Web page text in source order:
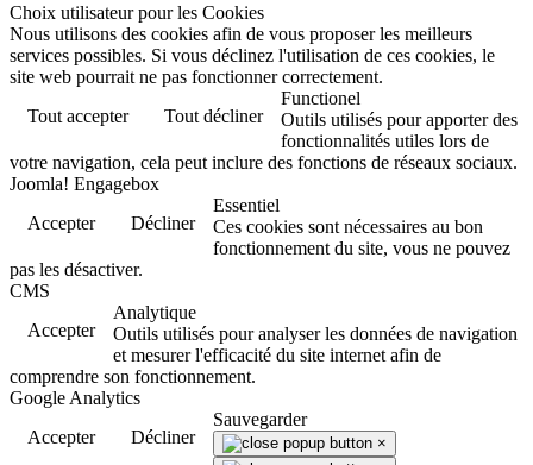
Choix utilisateur pour les Cookies
Nous utilisons des cookies afin de vous proposer les meilleurs
services possibles. Si vous déclinez l'utilisation de ces cookies, le
site web pourrait ne pas fonctionner correctement.
Tout accepter
Tout décliner
Functionel
Outils utilisés pour apporter des
fonctionnalités utiles lors de
votre navigation, cela peut inclure des fonctions de réseaux sociaux.
Joomla! Engagebox
Accepter
Décliner
Essentiel
Ces cookies sont nécessaires au bon
fonctionnement du site, vous ne pouvez
pas les désactiver.
CMS
Accepter
Analytique
Outils utilisés pour analyser les données de navigation
et mesurer l'efficacité du site internet afin de
comprendre son fonctionnement.
Google Analytics
Accepter
Décliner
Sauvegarder
×